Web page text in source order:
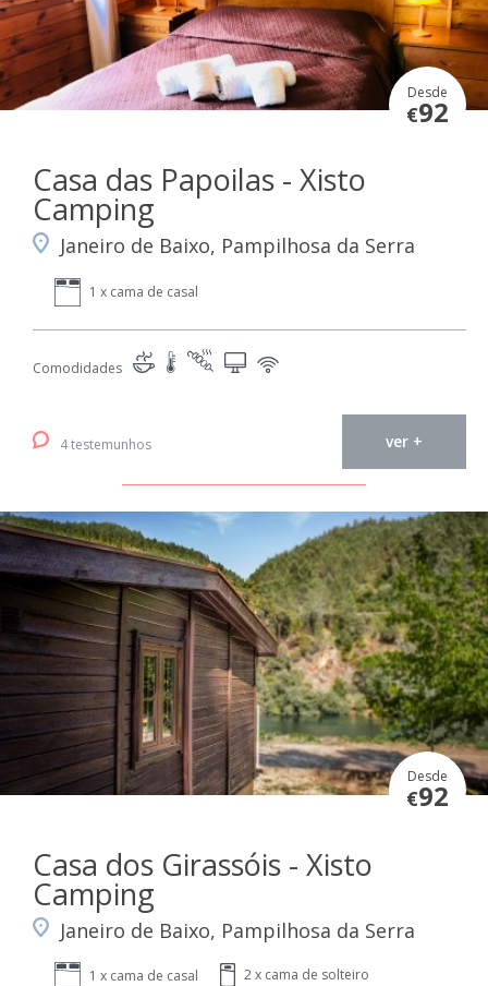
Desde
€92
Casa das Papoilas - Xisto
Camping
Janeiro de Baixo, Pampilhosa da Serra
1 x cama de casal
Comodidades
4 testemunhos ver +
Desde
€92
Casa dos Girassóis - Xisto
Camping
Janeiro de Baixo, Pampilhosa da Serra
1 x cama de casal 2 x cama de solteiro